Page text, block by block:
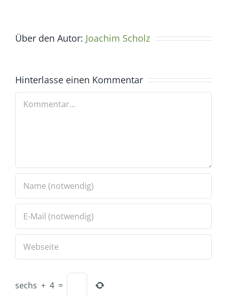
Über den Autor: Joachim Scholz
Hinterlasse einen Kommentar
Kommentar
sechs + 4 =